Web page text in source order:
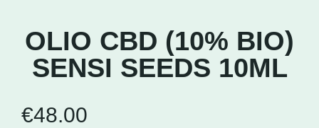
OLIO CBD (10% BIO)
SENSI SEEDS 10ML
€48.00